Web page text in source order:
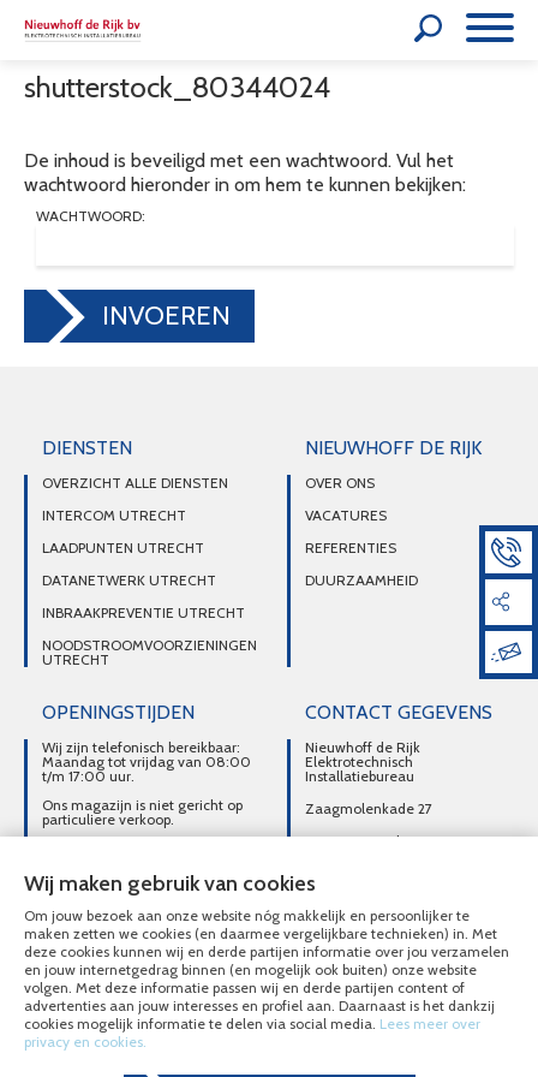
shutterstock_80344024
De inhoud is beveiligd met een wachtwoord. Vul het
wachtwoord hieronder in om hem te kunnen bekijken:
WACHTWOORD:
INVOEREN
DIENSTEN
OVERZICHT ALLE DIENSTEN
INTERCOM UTRECHT
LAADPUNTEN UTRECHT
DATANETWERK UTRECHT
INBRAAKPREVENTIE UTRECHT
NOODSTROOMVOORZIENINGEN
UTRECHT
NIEUWHOFF DE RIJK
OVER ONS
VACATURES
REFERENTIES
DUURZAAMHEID
OPENINGSTIJDEN
Wij zijn telefonisch bereikbaar:
Maandag tot vrijdag van 08:00
t/m 17:00 uur.
Ons magazijn is niet gericht op
particuliere verkoop.
contact.
CONTACT GEGEVENS
Nieuwhoff de Rijk
Elektrotechnisch
Installatiebureau
Zaagmolenkade 27
3515 AC Utrecht
DIRECT CONTACT
OPNEMEN
030-2716496
MAIL ONS
© Nieuwhoff de Rijk Elektrotechnisch Installatiebureau 2020 - 2026
Wij maken gebruik van cookies
Om jouw bezoek aan onze website nóg makkelijk en persoonlijker te
maken zetten we cookies (en daarmee vergelijkbare technieken) in. Met
deze cookies kunnen wij en derde partijen informatie over jou verzamelen
en jouw internetgedrag binnen (en mogelijk ook buiten) onze website
volgen. Met deze informatie passen wij en derde partijen content of
advertenties aan jouw interesses en profiel aan. Daarnaast is het dankzij
cookies mogelijk informatie te delen via social media. Lees meer over
privacy en cookies.